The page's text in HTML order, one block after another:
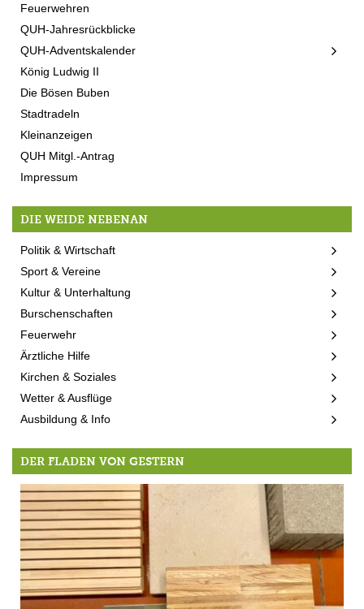
Feuerwehren
QUH-Jahresrückblicke
QUH-Adventskalender
König Ludwig II
Die Bösen Buben
Stadtradeln
Kleinanzeigen
QUH Mitgl.-Antrag
Impressum
DIE WEIDE NEBENAN
Politik & Wirtschaft
Sport & Vereine
Kultur & Unterhaltung
Burschenschaften
Feuerwehr
Ärztliche Hilfe
Kirchen & Soziales
Wetter & Ausflüge
Ausbildung & Info
DER FLADEN VON GESTERN